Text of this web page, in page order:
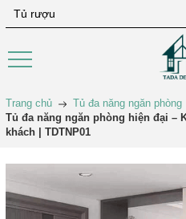
Trang chủ
Tủ đa năng ngăn phòng
Tủ đa năng ngăn phòng hiện đại –
khách | TDTNP01